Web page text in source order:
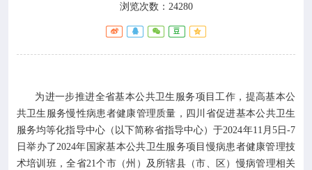
科研培训 
科普园地 
浏览次数：24280
为进一步推进全省基本公共卫生服务项目工作，提高基本公
共卫生服务慢性病患者健康管理质量，四川省促进基本公共卫生
服务均等化指导中心（以下简称省指导中心）于2024年11月5日-7
日举办了2024年国家基本公共卫生服务项目慢病患者健康管理技
术培训班，全省21个市（州）及所辖县（市、区）慢病管理相关